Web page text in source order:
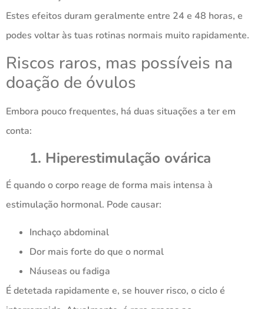
Estes efeitos duram geralmente entre 24 e 48 horas, e
podes voltar às tuas rotinas normais muito rapidamente.
Riscos raros, mas possíveis na
doação de óvulos
Embora pouco frequentes, há duas situações a ter em
conta:
1. Hiperestimulação ovárica
É quando o corpo reage de forma mais intensa à
estimulação hormonal. Pode causar:
Inchaço abdominal
Dor mais forte do que o normal
Náuseas ou fadiga
É detetada rapidamente e, se houver risco, o ciclo é